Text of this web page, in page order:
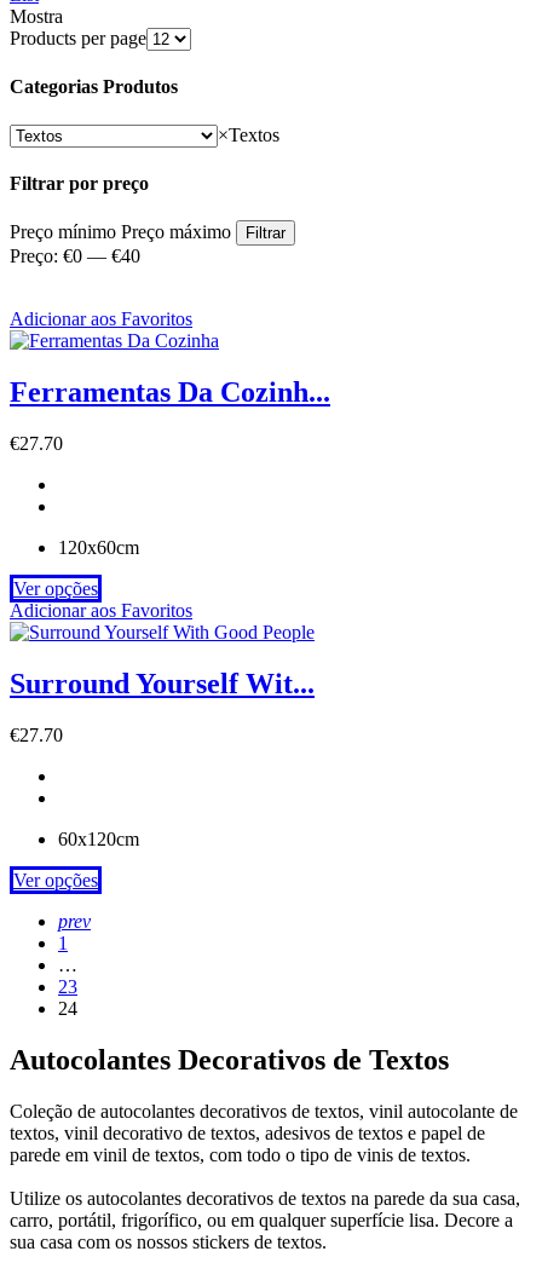
Mostra
Products per page
Categorias Produtos
×Textos
Filtrar por preço
Preço mínimo Preço máximo Filtrar
Preço: €0 — €40
Adicionar aos Favoritos
Ferramentas Da Cozinh...
€27.70
120x60cm
Ver opções
Adicionar aos Favoritos
Surround Yourself Wit...
€27.70
60x120cm
Ver opções
prev
1
…
23
24
Autocolantes Decorativos de Textos
Coleção de autocolantes decorativos de textos, vinil autocolante de
textos, vinil decorativo de textos, adesivos de textos e papel de
parede em vinil de textos, com todo o tipo de vinis de textos.
Utilize os autocolantes decorativos de textos na parede da sua casa,
carro, portátil, frigorífico, ou em qualquer superfície lisa. Decore a
sua casa com os nossos stickers de textos.